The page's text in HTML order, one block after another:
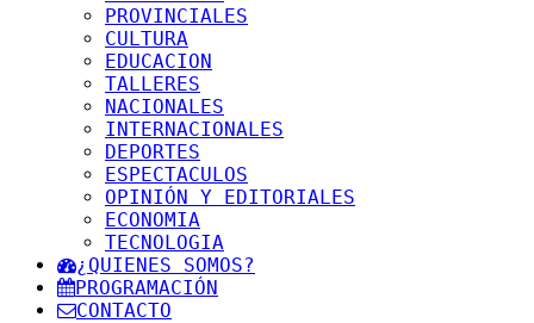
PROVINCIALES
CULTURA
EDUCACION
TALLERES
NACIONALES
INTERNACIONALES
DEPORTES
ESPECTACULOS
OPINIÓN Y EDITORIALES
ECONOMIA
TECNOLOGIA
¿QUIENES SOMOS?
PROGRAMACIÓN
CONTACTO